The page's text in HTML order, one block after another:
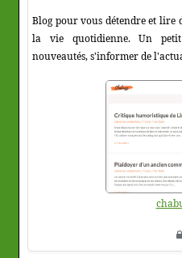
Blog pour vous détendre et
la vie quotidienne. Un
nouveautés, s'informer de